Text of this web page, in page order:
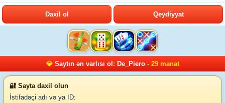
Daxil ol Qeydiyyat
💎 Saytın ən varlısı ol : De_Piero- 29 manat
🔐 Sayta daxil olun
İstifadəçi adı və ya ID: